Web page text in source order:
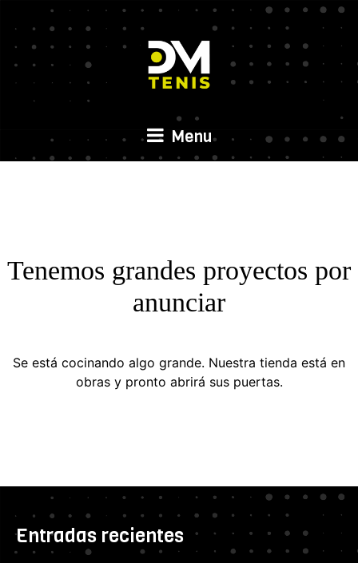
Menu
Tenemos grandes proyectos por
anunciar
Se está cocinando algo grande. Nuestra tienda está en
obras y pronto abrirá sus puertas.
Entradas recientes